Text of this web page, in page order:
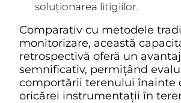
soluționarea litigiilor.
Comparativ cu metodele
monitorizare, această
retrospectivă oferă un avantaj
semnificativ, permițând
comportării terenului înainte
oricărei instrumentații în